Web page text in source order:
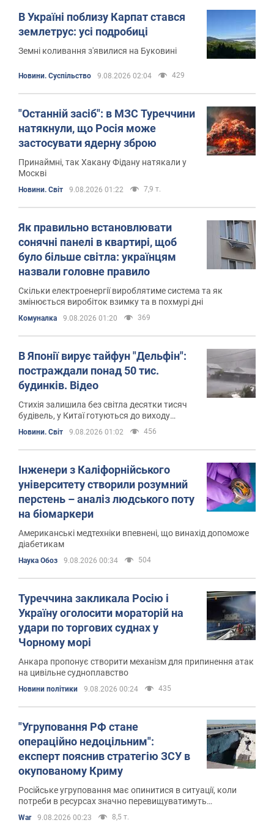
В Україні поблизу Карпат стався
землетрус: усі подробиці
Земні коливання з'явилися на Буковині
Новини. Суспільство 9.08.2026 02:04 429
"Останній засіб": в МЗС Туреччини
натякнули, що Росія може
застосувати ядерну зброю
Принаймні, так Хакану Фідану натякали у
Москві
Новини. Світ 9.08.2026 01:22 7,9 т.
Як правильно встановлювати
сонячні панелі в квартирі, щоб
було більше світла: українцям
назвали головне правило
Скільки електроенергії вироблятиме система та як
змінюється виробіток взимку та в похмурі дні
Комуналка 9.08.2026 01:20 369
В Японії вирує тайфун "Дельфін":
постраждали понад 50 тис.
будинків. Відео
Стихія залишила без світла десятки тисяч
будівель, у Китаї готуються до виходу
тайфуну на сушу
Новини. Світ 9.08.2026 01:02 456
Інженери з Каліфорнійського
університету створили розумний
перстень – аналіз людського поту
на біомаркери
Американські медтехніки впевнені, що винахід допоможе
діабетикам
Наука Обоз 9.08.2026 00:34 504
Туреччина закликала Росію і
Україну оголосити мораторій на
удари по торгових суднах у
Чорному морі
Анкара пропонує створити механізм для припинення атак
на цивільне судноплавство
Новини політики 9.08.2026 00:24 435
"Угруповання РФ стане
операційно недоцільним":
експерт пояснив стратегію ЗСУ в
окупованому Криму
Російське угруповання має опинитися в ситуації, коли
потреби в ресурсах значно перевищуватимуть
War 9.08.2026 00:23 8,5 т.